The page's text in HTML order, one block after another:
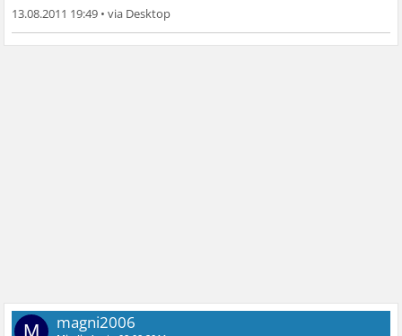
13.08.2011 19:49 •
M magni2006